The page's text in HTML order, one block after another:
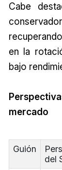
Cabe
en la
bajo
mercado
Guión
del